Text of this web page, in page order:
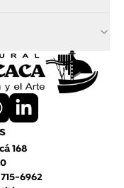
168
6962